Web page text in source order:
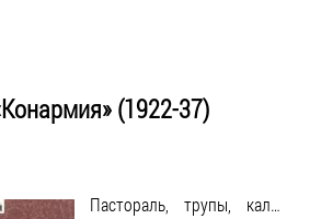
(1922-37)
Пастораль, трупы, кал…
CATEGORIES